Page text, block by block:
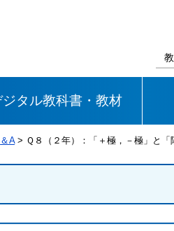
中学校
数学 理科
ジタル教科書・教材
A> Ｑ８（２年）：「＋極，－極」と「